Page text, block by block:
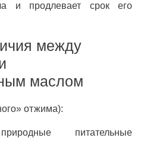
и продлевает срок его
между
маслом
отжима):
питательные